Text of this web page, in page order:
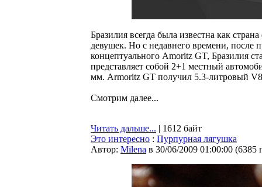
Бразилия всегда была известна как
девушек. Но с недавнего времени, после
концептуального Amoritz GT, Бразилия
представляет собой 2+1 местный
мм. Armoritz GT получил 5.3-литровый V8
Смотрим далее...
Читать дальше... | 1612 байт
Это интересно : Пурпурная лягушка
Автор: Milena в 30/06/2009 01:00:00 (6385